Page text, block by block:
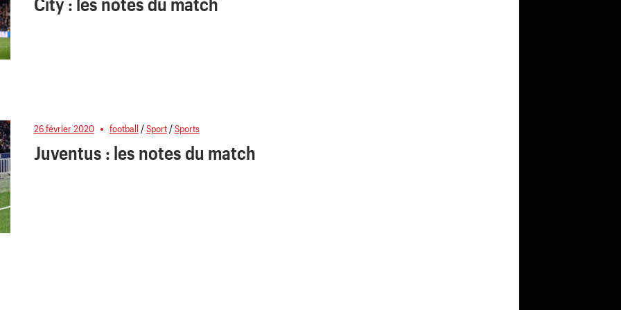
26 février 2020 football/Sport/Sports
Juventus : les notes du match